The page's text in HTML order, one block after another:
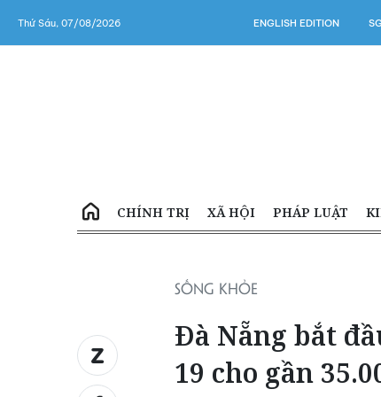
Thứ Sáu, 07/08/2026 ENGLISH EDITION
CHÍNH TRỊ XÃ HỘI PHÁP LUẬT
SỐNG KHỎE
Đà Nẵng bắt
19 cho gần